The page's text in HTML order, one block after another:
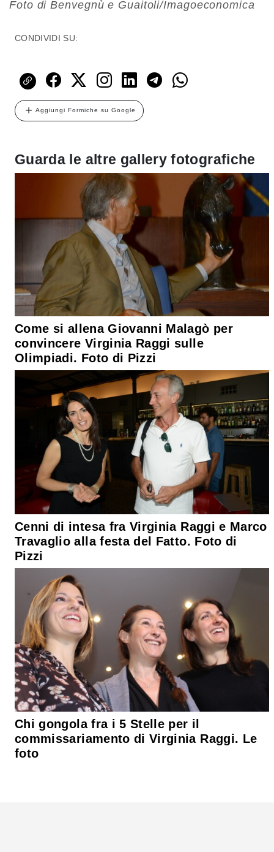
Foto di Benvegnù e Guaitoli/Imagoeconomica
CONDIVIDI SU:
Aggiungi Formiche su Google
Guarda le altre gallery fotografiche
Come si allena Giovanni Malagò per
convincere Virginia Raggi sulle
Olimpiadi. Foto di Pizzi
Cenni di intesa fra Virginia Raggi e Marco
Travaglio alla festa del Fatto. Foto di
Pizzi
Chi gongola fra i 5 Stelle per il
commissariamento di Virginia Raggi. Le
foto